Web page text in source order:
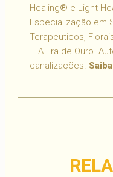
Healing® e Light
Especialização em
Terapeuticos,
– A Era de Ouro.
canalizações.